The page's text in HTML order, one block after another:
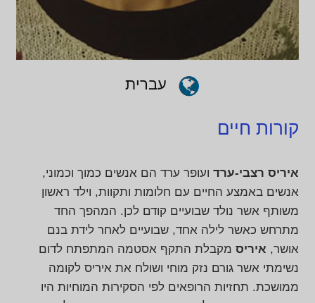
עברית
קורות חיים
איריס רצבי-ערד ועופר ערד הם אנשים כמוך וכמוני,
אנשים באמצע החיים עם חלומות ותקוות, וילד ראשון
משותף אשר נולד שבועיים קודם לכן. המהפך החד
מתרחש כאשר לילה אחד, שבועיים לאחר לידת בנם
אושר, איריס מקבלת התקף אסטמה המתפתח לדום
נשימתי אשר גורם נזק מוחי ושולח את איריס לקומה
ממושכת. תחזיות הרופאים לפי הסקירות המוחיות היו